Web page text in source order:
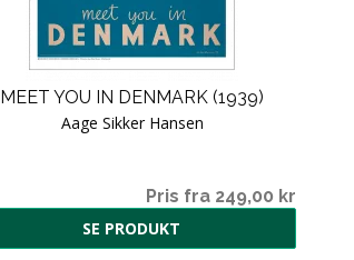
MEET YOU IN DENMARK (1939)
Aage Sikker Hansen
Pris fra 249,00 kr
SE PRODUKT